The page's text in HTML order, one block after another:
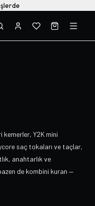
Y2K mini
saç tokaları ve taçlar,
anahtarlık ve
de kombini kuran —